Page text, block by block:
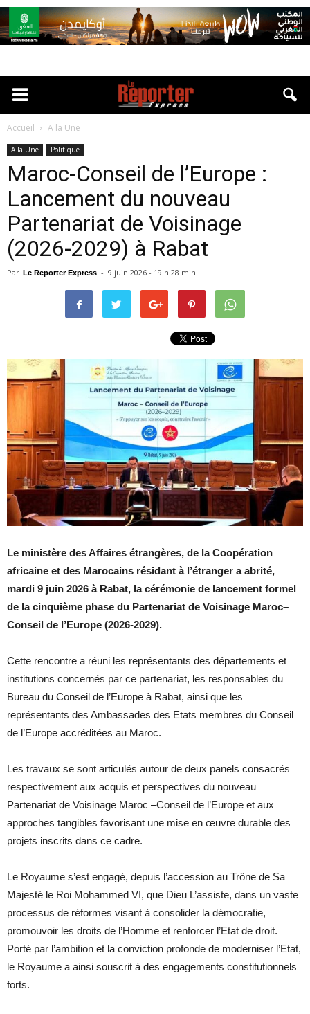
Accueil A la Une
A la Une Politique
Maroc-Conseil de l’Europe :
Lancement du nouveau
Partenariat de Voisinage
(2026-2029) à Rabat
Par Le Reporter Express - 9 juin 2026 - 19 h 28 min
Le ministère des Affaires étrangères, de la Coopération
africaine et des Marocains résidant à l’étranger a abrité,
mardi 9 juin 2026 à Rabat, la cérémonie de lancement formel
de la cinquième phase du Partenariat de Voisinage Maroc–
Conseil de l’Europe (2026-2029).
Cette rencontre a réuni les représentants des départements et
institutions concernés par ce partenariat, les responsables du
Bureau du Conseil de l’Europe à Rabat, ainsi que les
représentants des Ambassades des Etats membres du Conseil
de l’Europe accréditées au Maroc.
Les travaux se sont articulés autour de deux panels consacrés
respectivement aux acquis et perspectives du nouveau
Partenariat de Voisinage Maroc –Conseil de l’Europe et aux
approches tangibles favorisant une mise en œuvre durable des
projets inscrits dans ce cadre.
Le Royaume s’est engagé, depuis l’accession au Trône de Sa
Majesté le Roi Mohammed VI, que Dieu L’assiste, dans un vaste
processus de réformes visant à consolider la démocratie,
promouvoir les droits de l’Homme et renforcer l’Etat de droit.
Porté par l’ambition et la conviction profonde de moderniser l’Etat,
le Royaume a ainsi souscrit à des engagements constitutionnels
forts.